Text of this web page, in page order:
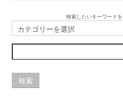
検索したいキーワードを
検索